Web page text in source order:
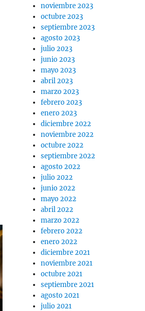
noviembre 2023
octubre 2023
septiembre 2023
agosto 2023
julio 2023
junio 2023
mayo 2023
abril 2023
marzo 2023
febrero 2023
enero 2023
diciembre 2022
noviembre 2022
octubre 2022
septiembre 2022
agosto 2022
julio 2022
junio 2022
mayo 2022
abril 2022
marzo 2022
febrero 2022
enero 2022
diciembre 2021
noviembre 2021
octubre 2021
septiembre 2021
agosto 2021
julio 2021